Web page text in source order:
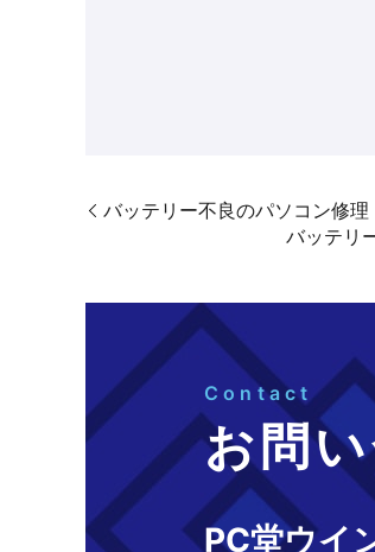
バッテリー不良のパソコン修
バッテリ
Contact
お問
PC堂ウイ